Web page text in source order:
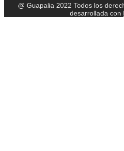
@ Guapalia 2022 Todos los
desarrollada con